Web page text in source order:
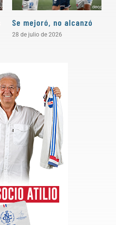
Se mejoró, no alcanzó
28 de julio de 2026